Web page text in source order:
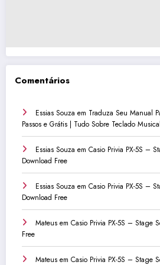
Comentários
Essias Souza em Traduza Seu Manual
Passos e Grátis | Tudo Sobre Teclado Musical
Essias Souza em Casio Privia PX-5S –
Download Free
Essias Souza em Casio Privia PX-5S –
Download Free
Mateus em Casio Privia PX-5S – Stage
Free
Mateus em Casio Privia PX-5S – Stage